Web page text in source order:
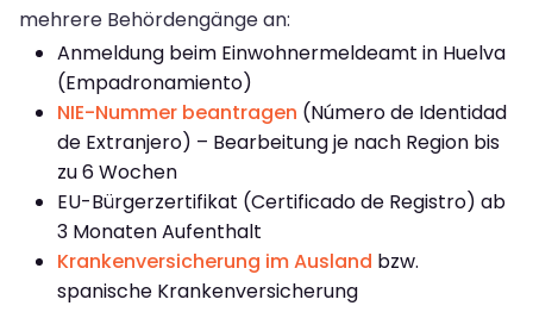
mehrere Behördengänge an:
Anmeldung beim Einwohnermeldeamt in Huelva
(Empadronamiento)
NIE-Nummer beantragen (Número de Identidad
de Extranjero) – Bearbeitung je nach Region bis
zu 6 Wochen
EU-Bürgerzertifikat (Certificado de Registro) ab
3 Monaten Aufenthalt
Krankenversicherung im Ausland bzw.
spanische Krankenversicherung